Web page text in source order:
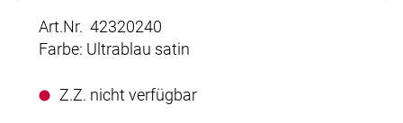
Art.Nr. 42320240
Farbe: Ultrablau satin
Z.Z. nicht verfügbar